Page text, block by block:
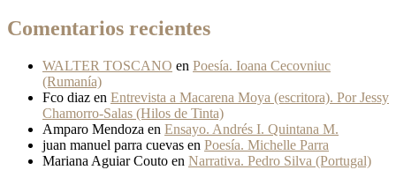
Comentarios recientes
WALTER TOSCANO en Poesía. Ioana Cecovniuc
(Rumanía)
Fco diaz en Entrevista a Macarena Moya (escritora). Por Jessy
Chamorro-Salas (Hilos de Tinta)
Amparo Mendoza en Ensayo. Andrés I. Quintana M.
juan manuel parra cuevas en Poesía. Michelle Parra
Mariana Aguiar Couto en Narrativa. Pedro Silva (Portugal)